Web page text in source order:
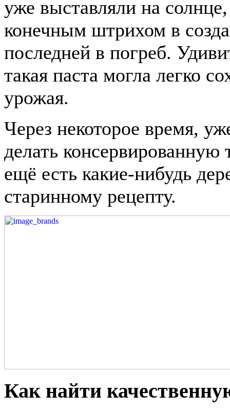
уже выставляли на
конечным штрихом в
последней в погреб.
такая паста могла легко
урожая.
Через некоторое время,
делать
ещё есть какие-нибудь
старинному рецепту.
Как найти